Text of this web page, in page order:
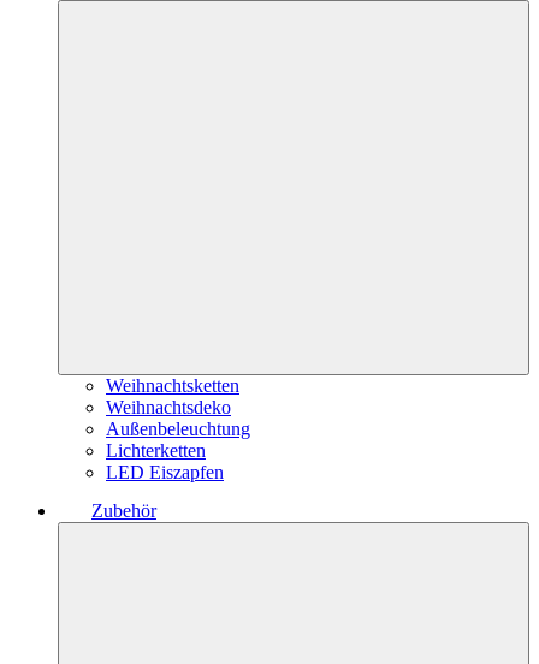
Weihnachtsketten
Weihnachtsdeko
Außenbeleuchtung
Lichterketten
LED Eiszapfen
Zubehör